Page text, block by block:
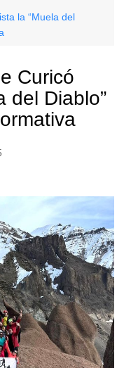
la “Muela del
Curicó
del Diablo”